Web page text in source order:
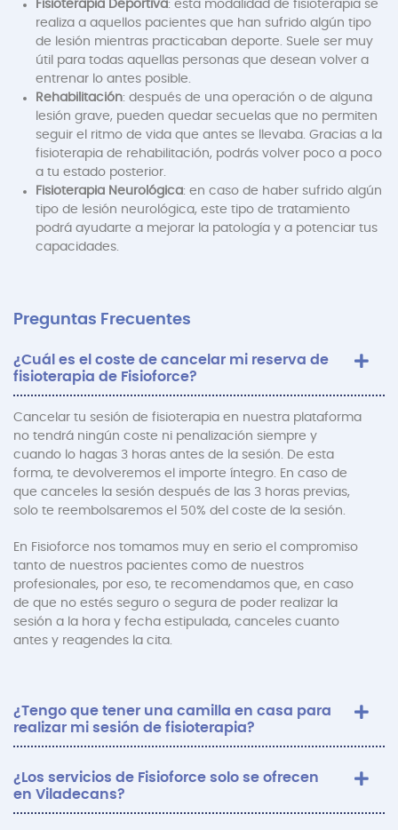
Fisioterapia Deportiva: esta modalidad de fisioterapia se
realiza a aquellos pacientes que han sufrido algún tipo
de lesión mientras practicaban deporte. Suele ser muy
útil para todas aquellas personas que desean volver a
entrenar lo antes posible.
Rehabilitación: después de una operación o de alguna
lesión grave, pueden quedar secuelas que no permiten
seguir el ritmo de vida que antes se llevaba. Gracias a la
fisioterapia de rehabilitación, podrás volver poco a poco
a tu estado posterior.
Fisioterapia Neurológica: en caso de haber sufrido algún
tipo de lesión neurológica, este tipo de tratamiento
podrá ayudarte a mejorar la patología y a potenciar tus
capacidades.
Preguntas Frecuentes
¿Cuál es el coste de cancelar mi reserva de
fisioterapia de Fisioforce?
Cancelar tu sesión de fisioterapia en nuestra plataforma
no tendrá ningún coste ni penalización siempre y
cuando lo hagas 3 horas antes de la sesión. De esta
forma, te devolveremos el importe íntegro. En caso de
que canceles la sesión después de las 3 horas previas,
solo te reembolsaremos el 50% del coste de la sesión.
En Fisioforce nos tomamos muy en serio el compromiso
tanto de nuestros pacientes como de nuestros
profesionales, por eso, te recomendamos que, en caso
de que no estés seguro o segura de poder realizar la
sesión a la hora y fecha estipulada, canceles cuanto
antes y reagendes la cita.
¿Tengo que tener una camilla en casa para
realizar mi sesión de fisioterapia?
¿Los servicios de Fisioforce solo se ofrecen
en Viladecans?